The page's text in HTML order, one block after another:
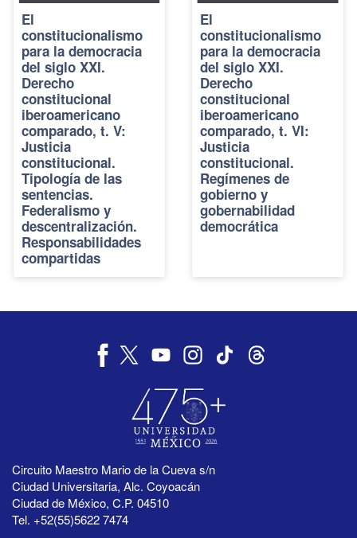
El
constitucionalismo
para la democracia
del siglo XXI.
Derecho
constitucional
iberoamericano
comparado, t. V:
Justicia
constitucional.
Tipología de las
sentencias.
Federalismo y
descentralización.
Responsabilidades
compartidas
El
constitucionalismo
para la democracia
del siglo XXI.
Derecho
constitucional
iberoamericano
comparado, t. VI:
Justicia
constitucional.
Regímenes de
gobierno y
gobernabilidad
democrática
Circuito Maestro Mario de la Cueva s/n
Ciudad Universitaria, Alc. Coyoacán
Ciudad de México, C.P. 04510
Tel. +52(55)5622 7474